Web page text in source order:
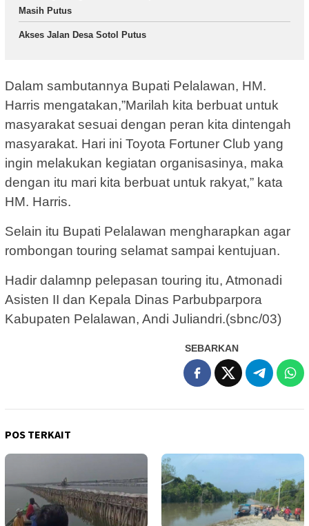
Masih Putus
Akses Jalan Desa Sotol Putus
Dalam sambutannya Bupati Pelalawan, HM.
Harris mengatakan,”Marilah kita berbuat untuk
masyarakat sesuai dengan peran kita dintengah
masyarakat. Hari ini Toyota Fortuner Club yang
ingin melakukan kegiatan organisasinya, maka
dengan itu mari kita berbuat untuk rakyat,” kata
HM. Harris.
Selain itu Bupati Pelalawan mengharapkan agar
rombongan touring selamat sampai kentujuan.
Hadir dalamnp pelepasan touring itu, Atmonadi
Asisten II dan Kepala Dinas Parbubparpora
Kabupaten Pelalawan, Andi Juliandri.(sbnc/03)
SEBARKAN
POS TERKAIT